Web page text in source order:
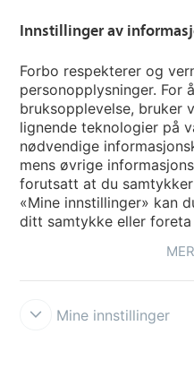
Velg land
My Forbo
INFORMASJON COVID-19
Support - Ansvarsfraskrivelse
Innstillinger av
Forbo respekterer og
personopplysninger. For
bruksopplevelse, bruker
lignende teknologier på
nødvendige
mens øvrige
forutsatt at du
«Mine innstillinger» kan
ditt samtykke eller
MER
Mine innstillinger